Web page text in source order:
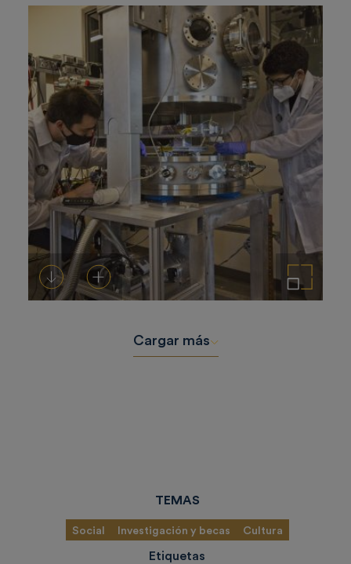
DescargarAñadir al carrito Ampliar imagen
Cargar más
TEMAS
Social Investigación y becas Cultura
Etiquetas